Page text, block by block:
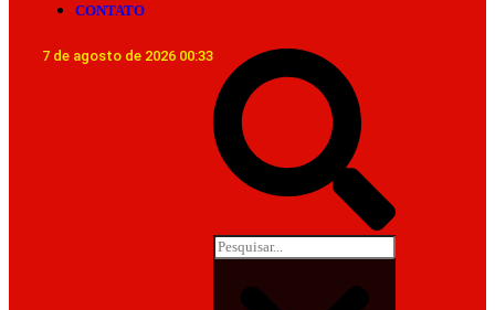
CONTATO
7 de agosto de 2026 00:33